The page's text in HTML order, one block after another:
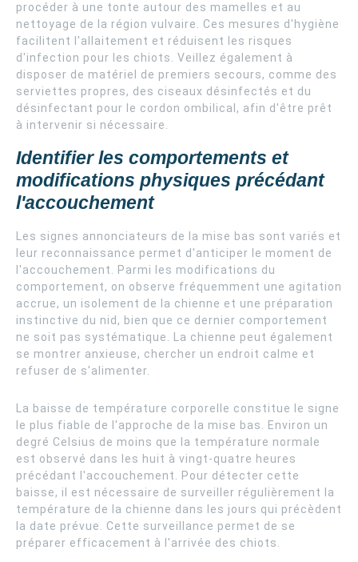
procéder à une tonte autour des mamelles et au
nettoyage de la région vulvaire. Ces mesures d'hygiène
facilitent l'allaitement et réduisent les risques
d'infection pour les chiots. Veillez également à
disposer de matériel de premiers secours, comme des
serviettes propres, des ciseaux désinfectés et du
désinfectant pour le cordon ombilical, afin d'être prêt
à intervenir si nécessaire.
Identifier les comportements et
modifications physiques précédant
l'accouchement
Les signes annonciateurs de la mise bas sont variés et
leur reconnaissance permet d'anticiper le moment de
l'accouchement. Parmi les modifications du
comportement, on observe fréquemment une agitation
accrue, un isolement de la chienne et une préparation
instinctive du nid, bien que ce dernier comportement
ne soit pas systématique. La chienne peut également
se montrer anxieuse, chercher un endroit calme et
refuser de s'alimenter.
La baisse de température corporelle constitue le signe
le plus fiable de l'approche de la mise bas. Environ un
degré Celsius de moins que la température normale
est observé dans les huit à vingt-quatre heures
précédant l'accouchement. Pour détecter cette
baisse, il est nécessaire de surveiller régulièrement la
température de la chienne dans les jours qui précèdent
la date prévue. Cette surveillance permet de se
préparer efficacement à l'arrivée des chiots.